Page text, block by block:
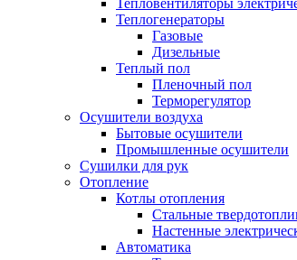
Тепловентиляторы
Теплогенераторы
Газовые
Дизельные
Теплый пол
Пленочный пол
Терморегулятор
Осушители воздуха
Бытовые осушители
Промышленные осушители
Сушилки для рук
Отопление
Котлы отопления
Стальные
Настенные
Автоматика